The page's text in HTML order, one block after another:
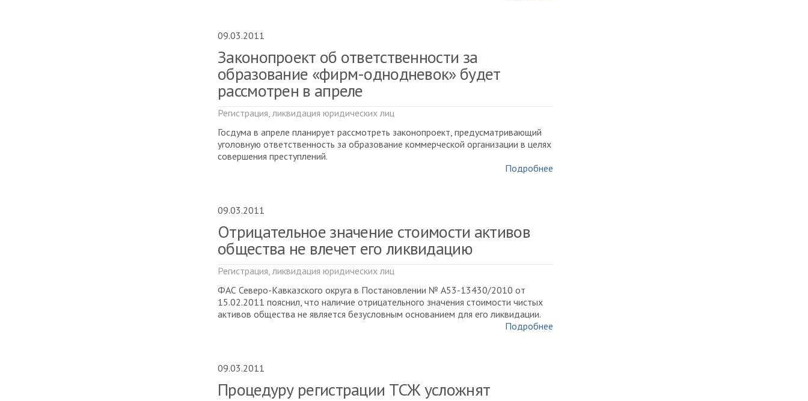
09.03.2011
Законопроект об ответственности за
образование «фирм-однодневок» будет
рассмотрен в апреле
Регистрация, ликвидация юридических лиц
Госдума в апреле планирует рассмотреть законопроект, предусматривающий
уголовную ответственность за образование коммерческой организации в целях
совершения преступлений.
Подробнее
09.03.2011
Отрицательное значение стоимости активов
общества не влечет его ликвидацию
Регистрация, ликвидация юридических лиц
ФАС Северо-Кавказского округа в Постановлении № А53-13430/2010 от
15.02.2011 пояснил, что наличие отрицательного значения стоимости чистых
активов общества не является безусловным основанием для его ликвидации.
Подробнее
09.03.2011
Процедуру регистрации ТСЖ усложнят